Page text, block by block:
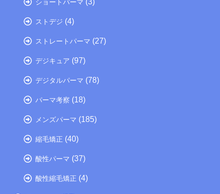
ショートパーマ (3)
ストデジ (4)
ストレートパーマ (27)
デジキュア (97)
デジタルパーマ (78)
パーマ考察 (18)
メンズパーマ (185)
縮毛矯正 (40)
酸性パーマ (37)
酸性縮毛矯正 (4)